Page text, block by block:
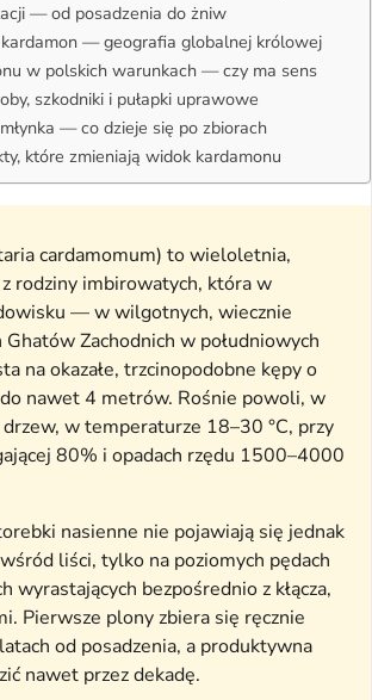
— od posadzenia do żniw
— geografia globalnej królowej
w polskich warunkach — czy ma sens
szkodniki i pułapki uprawowe
— co dzieje się po zbiorach
które zmieniają widok kardamonu
cardamomum) to wieloletnia,
z rodziny imbirowatych, która w
— w wilgotnych, wiecznie
Zachodnich w południowych
na okazałe, trzcinopodobne kępy o
nawet 4 metrów. Rośnie powoli, w
w temperaturze 18–30 °C, przy
80% i opadach rzędu 1500–4000
nasienne nie pojawiają się jednak
liści, tylko na poziomych pędach
wyrastających bezpośrednio z kłącza,
Pierwsze plony zbiera się ręcznie
od posadzenia, a produktywna
nawet przez dekadę.